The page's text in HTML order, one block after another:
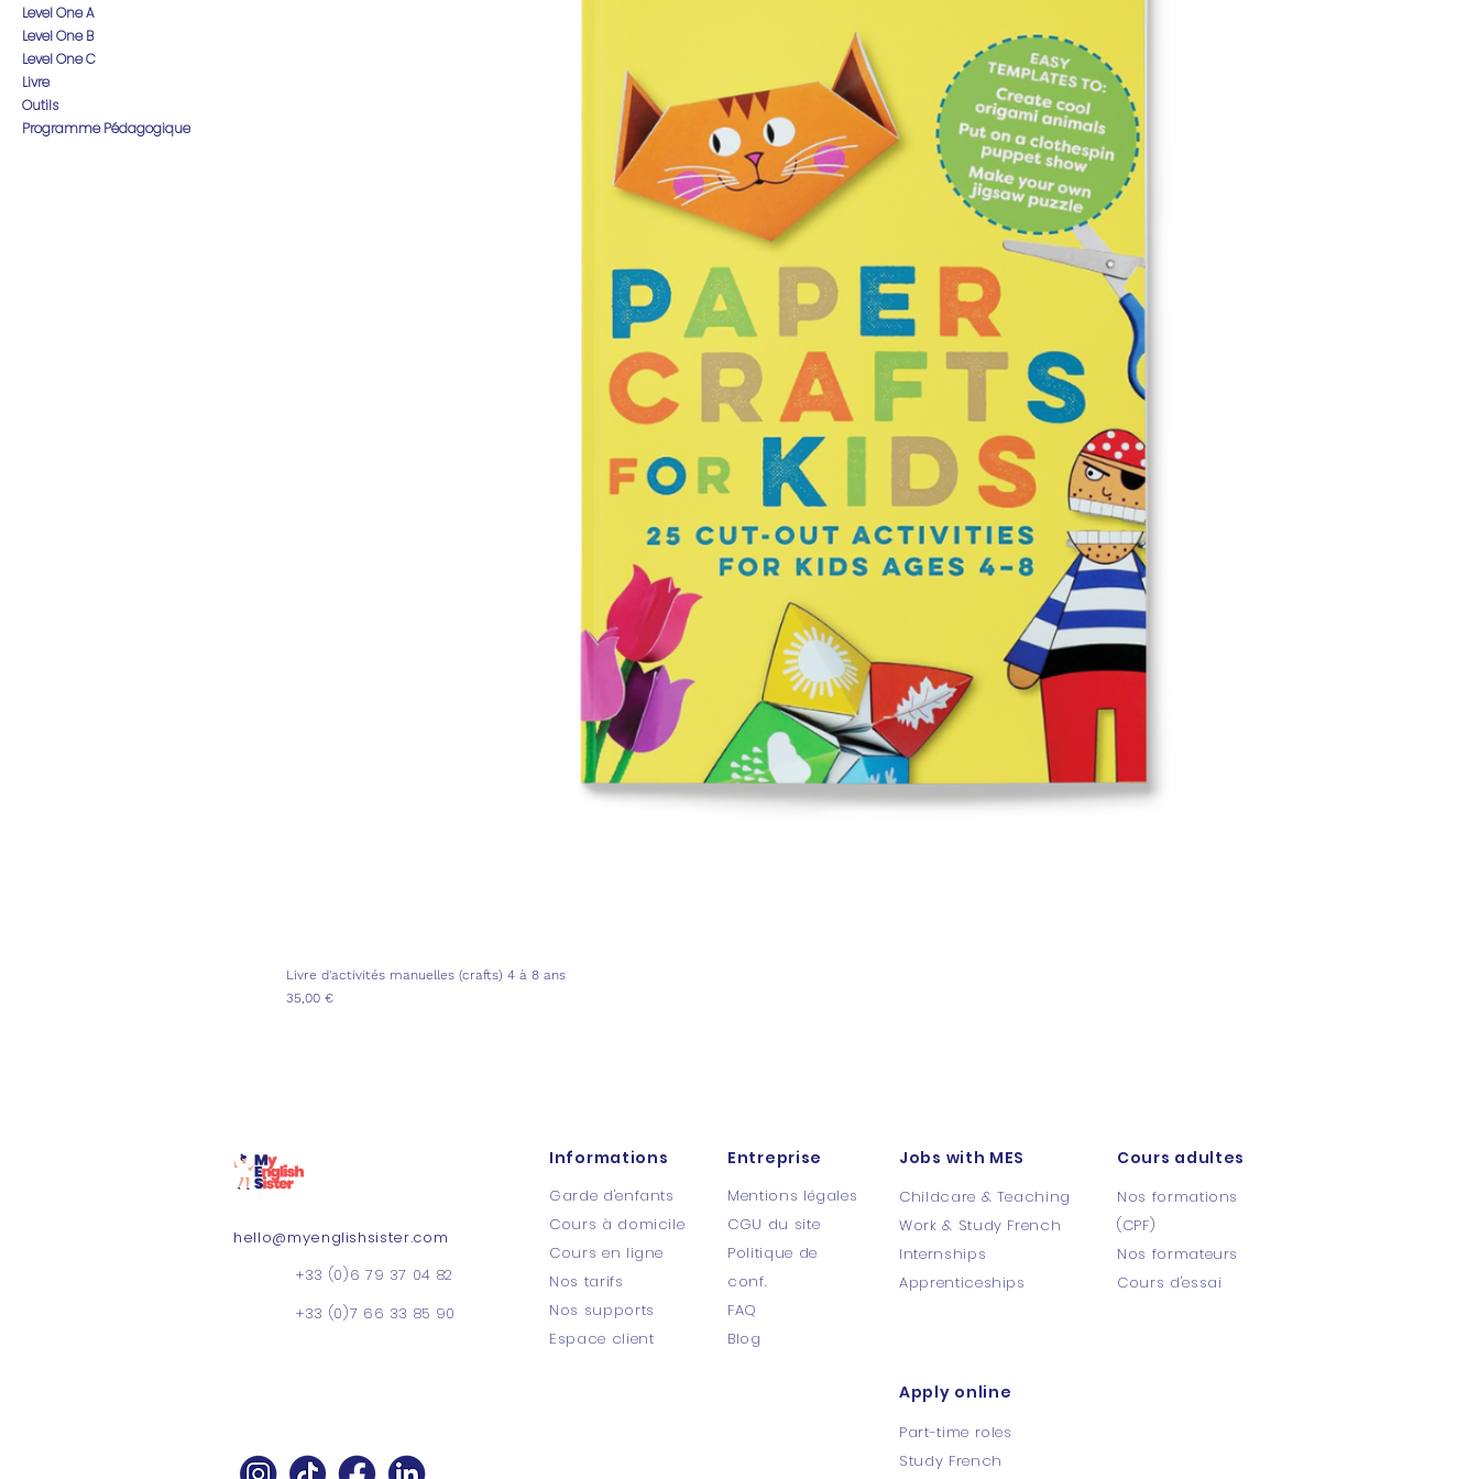
Level One A
Level One B
Level One C
Livre
Outils
Programme Pédagogique
Livre d'activités manuelles (crafts) 4 à 8 ans
Prix
35,00 €
hello@myenglishsister.com
+33 (0)6 79 37 04 82
+33 (0)7 66 33 85 90
Informations
Garde d'enfants
Cours à domicile
Cours en ligne
Nos tarifs
Nos supports
Espace client
Entreprise
Mentions légales
CGU du site
Politique de
conf.
FAQ
Blog
Jobs with MES
Childcare & Teaching
Work & Study French
Internships
Apprenticeships
Cours adultes
Nos formations
(CPF)
Nos formateurs
Cours d'essai​
Apply online
Part-time roles
Study French